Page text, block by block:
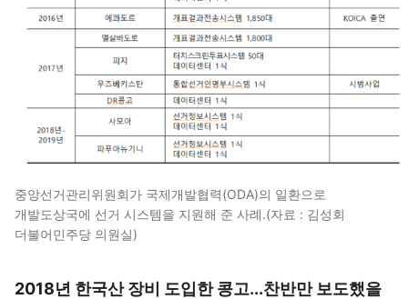
중앙선거관리위원회가 국제개발협력(ODA)의 일환으로
개발도상국에 선거 시스템을 지원해 준 사례.(자료 : 김성회
더불어민주당 의원실)
2018년 한국산 장비 도입한 콩고...찬반만 보도했을